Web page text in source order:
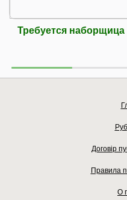
Требуется наборщица
Договір
Правила
О